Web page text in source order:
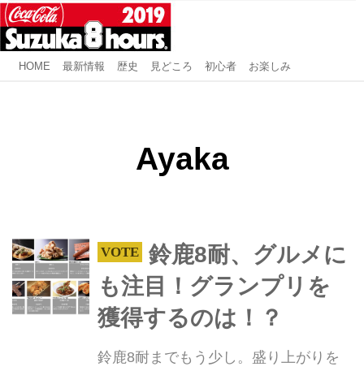
HOME 最新情報 歴史 見どころ 初心者 お楽しみ
Ayaka
鈴鹿8耐、グルメに
も注目！グランプリを
獲得するのは！？
鈴鹿8耐までもう少し。盛り上がりを